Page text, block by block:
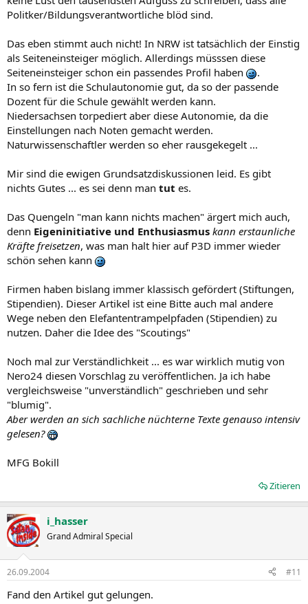
Politker/Bildungsverantwortliche blöd sind.
Das eben stimmt auch nicht! In NRW ist tatsächlich der Einstig
als Seiteneinsteiger möglich. Allerdings müsssen diese
Seiteneinsteiger schon ein passendes Profil haben
.
In so fern ist die Schulautonomie gut, da so der passende
Dozent für die Schule gewählt werden kann.
Niedersachsen torpediert aber diese Autonomie, da die
Einstellungen nach Noten gemacht werden.
Naturwissenschaftler werden so eher rausgekegelt ...
Mir sind die ewigen Grundsatzdiskussionen leid. Es gibt
nichts Gutes ... es sei denn man tut es.
Das Quengeln "man kann nichts machen" ärgert mich auch,
denn Eigeninitiative und Enthusiasmus kann erstaunliche
Kräfte freisetzen, was man halt hier auf P3D immer wieder
schön sehen kann
Firmen haben bislang immer klassisch gefördert (Stiftungen,
Stipendien). Dieser Artikel ist eine Bitte auch mal andere
Wege neben den Elefantentrampelpfaden (Stipendien) zu
nutzen. Daher die Idee des "Scoutings"
Noch mal zur Verständlichkeit ... es war wirklich mutig von
Nero24 diesen Vorschlag zu veröffentlichen. Ja ich habe
vergleichsweise "unverständlich" geschrieben und sehr
"blumig".
Aber werden an sich sachliche nüchterne Texte genauso intensiv
gelesen?
MFG Bokill
Zitieren
i_hasser
Grand Admiral Special
26.09.2004 #11
Fand den Artikel gut gelungen.